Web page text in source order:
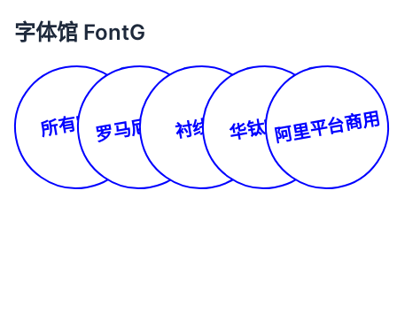
字体馆 FontG
所有字体罗马尼亚文衬线体华钛字库阿里平台商用